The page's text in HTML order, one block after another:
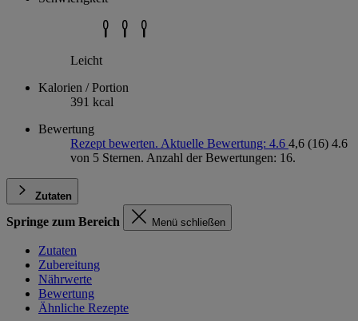
Leicht
Kalorien / Portion
391 kcal
Bewertung
Rezept bewerten. Aktuelle Bewertung: 4.6 4,6 (16) 4.6
von 5 Sternen. Anzahl der Bewertungen: 16.
Zutaten
Springe zum Bereich Menü schließen
Zutaten
Zubereitung
Nährwerte
Bewertung
Ähnliche Rezepte